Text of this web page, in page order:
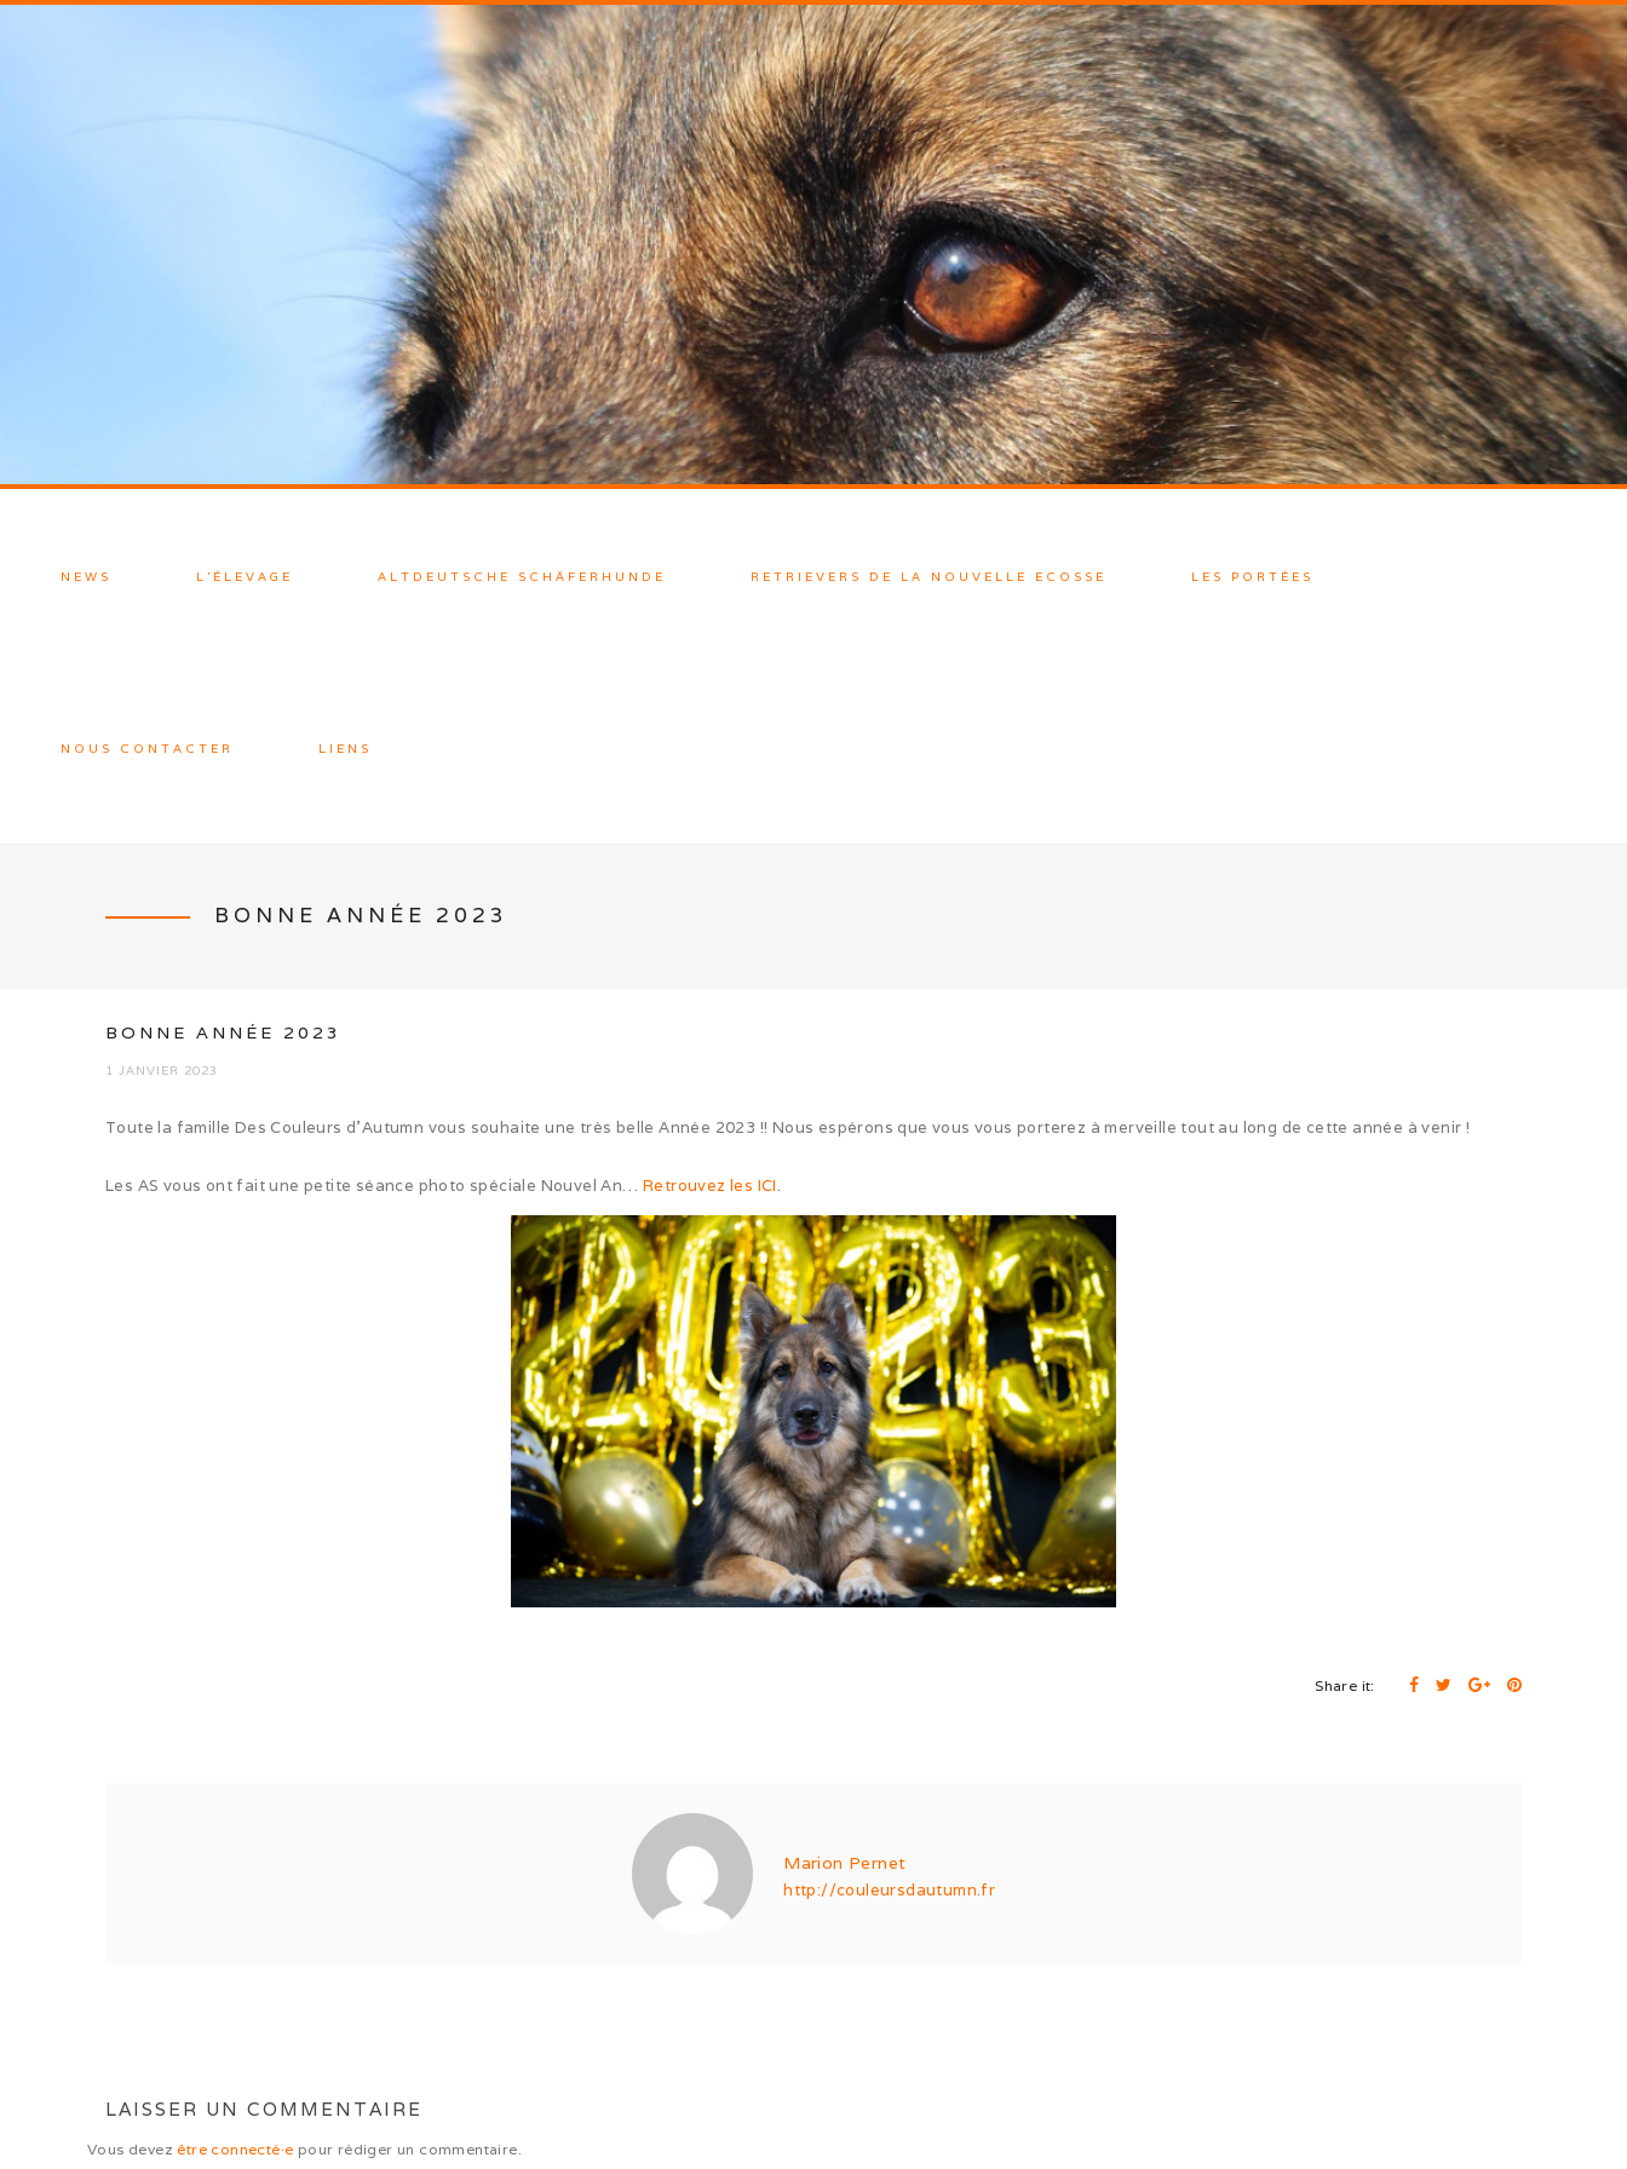
NEWS L’ÉLEVAGE ALTDEUTSCHE SCHÄFERHUNDE RETRIEVERS DE LA NOUVELLE ECOSSE LES PORTÉES
NOUS CONTACTER LIENS
BONNE ANNÉE 2023
BONNE ANNÉE 2023
1 JANVIER 2023
Toute la famille Des Couleurs d’Autumn vous souhaite une très belle Année 2023 !! Nous espérons que vous vous porterez à merveille tout au long de cette année à venir !
Les AS vous ont fait une petite séance photo spéciale Nouvel An… Retrouvez les ICI.
Share it:
Marion Pernet
http://couleursdautumn.fr
LAISSER UN COMMENTAIRE
Vous devez être connecté·e pour rédiger un commentaire.